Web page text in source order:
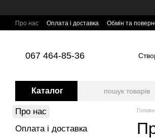
Про нас Оплата і доставка Обмін та
067 464-85-36
Каталог
Про нас
Оплата і доставка